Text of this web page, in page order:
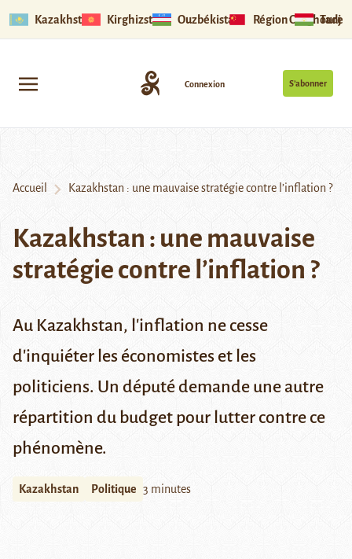
Kazakhstan Kirghizstan Ouzbékistan Région Ouïghoure
S’abonner
Connexion
Accueil Kazakhstan : une mauvaise stratégie contre l’inflation ?
Kazakhstan : une mauvaise
stratégie contre l’inflation ?
Au Kazakhstan, l'inflation ne cesse
d'inquiéter les économistes et les
politiciens. Un député demande une autre
répartition du budget pour lutter contre ce
phénomène.
Kazakhstan Politique 3 minutes